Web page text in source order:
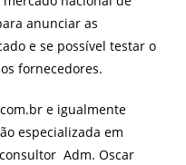
anunciar as
e se possível testar o
fornecedores.
e igualmente
especializada em
Adm. Oscar